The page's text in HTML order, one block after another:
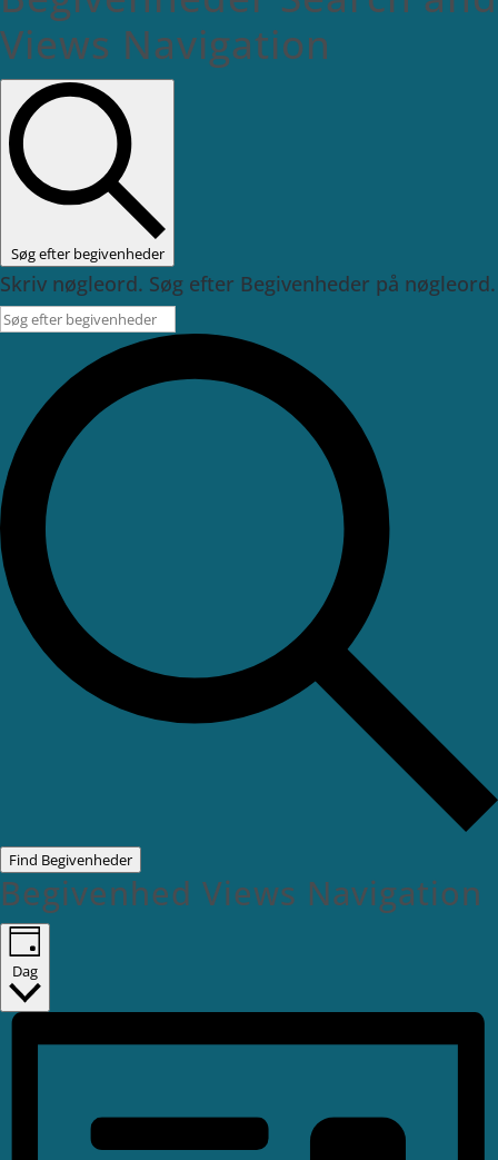
Views Navigation
Søg efter begivenheder
Skriv nøgleord. Søg efter Begivenheder på nøgleord.
Find Begivenheder
Begivenhed Views Navigation
Dag